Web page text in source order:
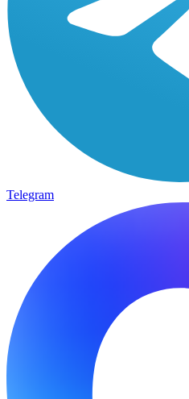
Telegram